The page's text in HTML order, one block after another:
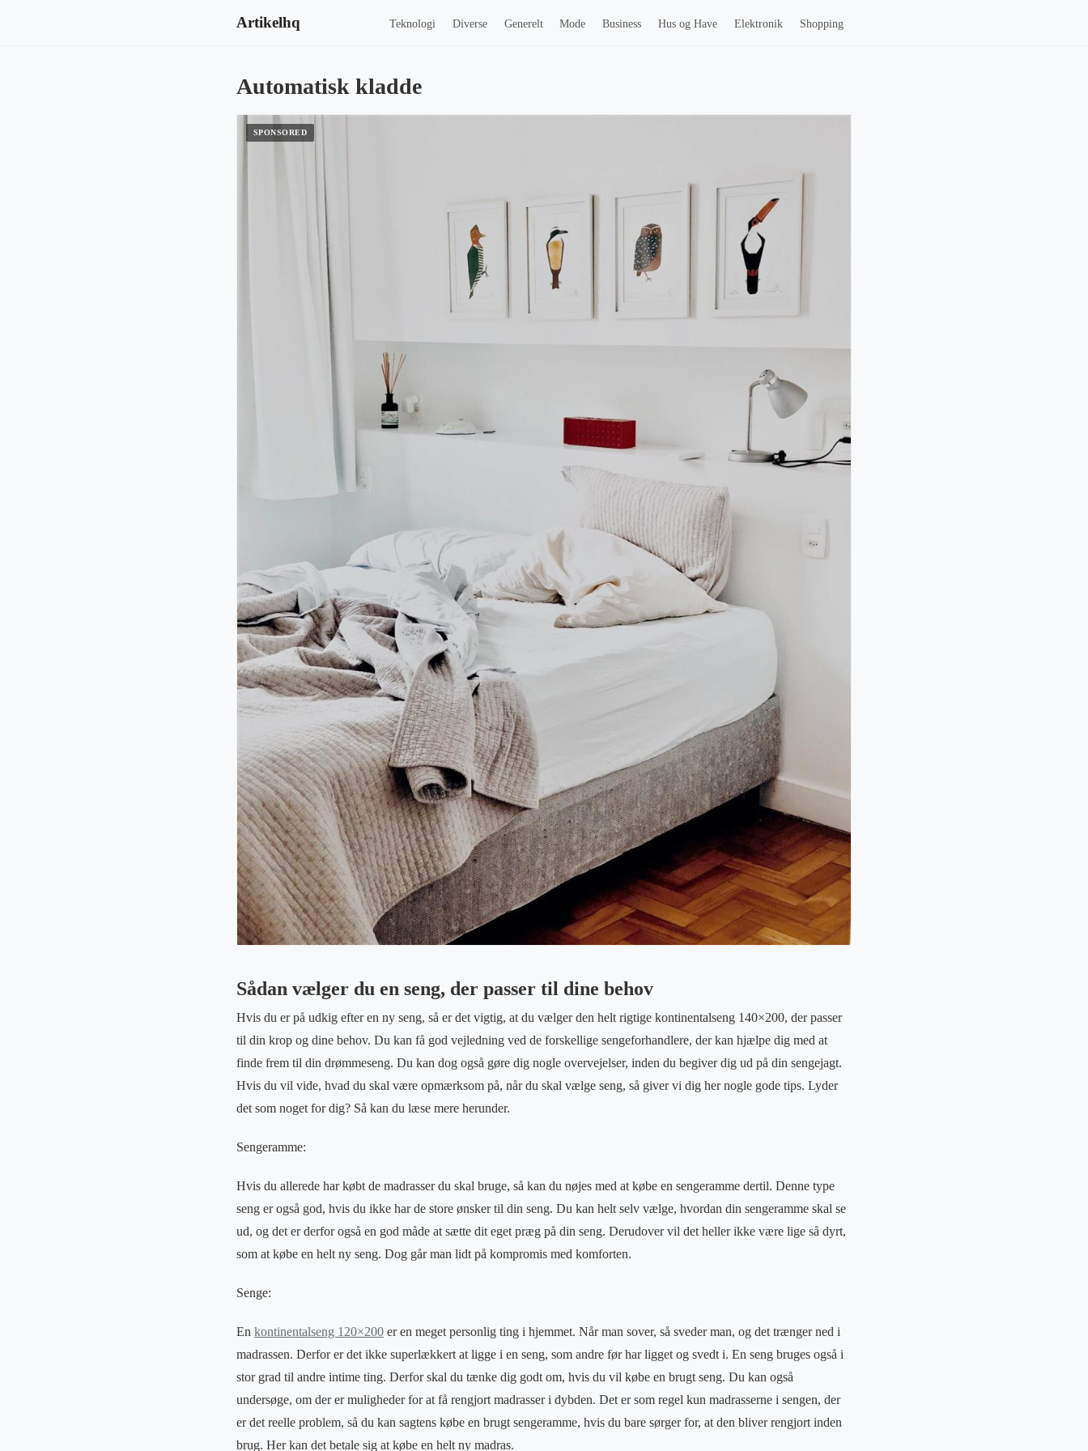
Artikelhq Teknologi Diverse Generelt Mode Business Hus og Have Elektronik Shopping
Automatisk kladde
Sådan vælger du en seng, der passer til dine behov
Hvis du er på udkig efter en ny seng, så er det vigtig, at du vælger den helt rigtige kontinentalseng 140×200, der passer
til din krop og dine behov. Du kan få god vejledning ved de forskellige sengeforhandlere, der kan hjælpe dig med at
finde frem til din drømmeseng. Du kan dog også gøre dig nogle overvejelser, inden du begiver dig ud på din sengejagt.
Hvis du vil vide, hvad du skal være opmærksom på, når du skal vælge seng, så giver vi dig her nogle gode tips. Lyder
det som noget for dig? Så kan du læse mere herunder.
Sengeramme:
Hvis du allerede har købt de madrasser du skal bruge, så kan du nøjes med at købe en sengeramme dertil. Denne type
seng er også god, hvis du ikke har de store ønsker til din seng. Du kan helt selv vælge, hvordan din sengeramme skal se
ud, og det er derfor også en god måde at sætte dit eget præg på din seng. Derudover vil det heller ikke være lige så dyrt,
som at købe en helt ny seng. Dog går man lidt på kompromis med komforten.
Senge:
En kontinentalseng 120×200 er en meget personlig ting i hjemmet. Når man sover, så sveder man, og det trænger ned i
madrassen. Derfor er det ikke superlækkert at ligge i en seng, som andre før har ligget og svedt i. En seng bruges også i
stor grad til andre intime ting. Derfor skal du tænke dig godt om, hvis du vil købe en brugt seng. Du kan også
undersøge, om der er muligheder for at få rengjort madrasser i dybden. Det er som regel kun madrasserne i sengen, der
er det reelle problem, så du kan sagtens købe en brugt sengeramme, hvis du bare sørger for, at den bliver rengjort inden
brug. Her kan det betale sig at købe en helt ny madras.